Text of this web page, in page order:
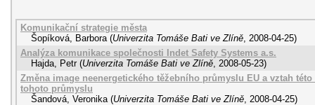
Komunikační strategie města
Šopíková, Barbora (Univerzita Tomáše Bati ve Zlíně 2008-04-25)
Analýza komunikace společnosti Indet Safety Systems a.s.
Hajda, Petr (Univerzita Tomáše Bati ve Zlíně 2008-05-23)
Změna image neenergetického těžebního průmyslu EU a vztah
tohoto průmyslu
Šandová, Veronika (Univerzita Tomáše Bati ve Zlíně 2008-04-25)